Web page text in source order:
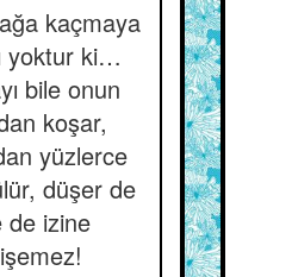
kaçmaya
yoktur ki…
bile onun
koşar,
yüzlerce
düşer de
de izine